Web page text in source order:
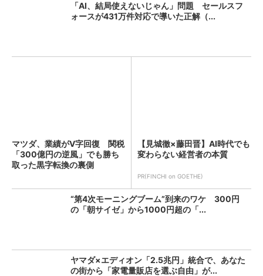
「AI、結局使えないじゃん」問題 セールスフ
ォースが431万件対応で導いた正解（...
マツダ、業績がV字回復 関税
「300億円の逆風」でも勝ち
取った黒字転換の裏側
【見城徹×藤田晋】AI時代でも
変わらない経営者の本質
PR(FINCHI on GOETHE)
“第4次モーニングブーム”到来のワケ 300円
の「朝サイゼ」から1000円超の「...
ヤマダ×エディオン「2.5兆円」統合で、あなた
の街から「家電量販店を選ぶ自由」が...